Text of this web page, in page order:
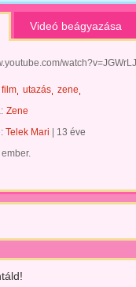
Videó beágyazása
film utazás zene
Zene
Telek Mari
13 éve